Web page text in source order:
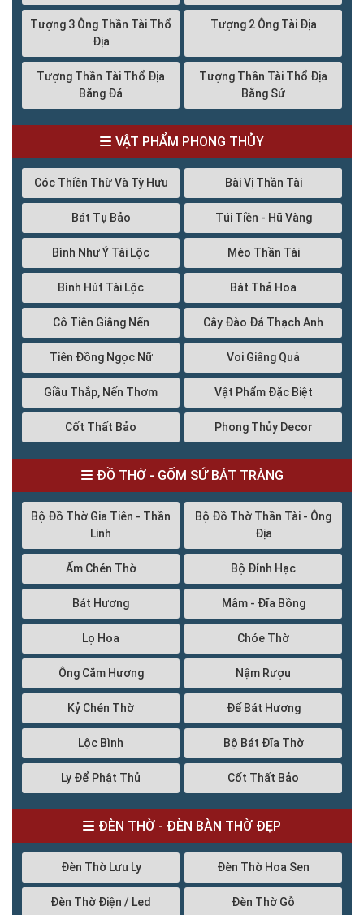
Tượng 3 Ông Thần Tài Thổ
Địa
Tượng 2 Ông Tài Địa
Tượng Thần Tài Thổ Địa
Bằng Đá
Tượng Thần Tài Thổ Địa
Bằng Sứ
VẬT PHẨM PHONG THỦY
Cóc Thiền Thừ Và Tỳ Hưu Bài Vị Thần Tài
Bát Tụ Bảo Túi Tiền - Hũ Vàng
Bình Như Ý Tài Lộc Mèo Thần Tài
Bình Hút Tài Lộc Bát Thả Hoa
Cô Tiên Giâng Nến Cây Đào Đá Thạch Anh
Tiên Đồng Ngọc Nữ Voi Giâng Quả
Giầu Thắp, Nến Thơm Vật Phẩm Đặc Biệt
Cốt Thất Bảo Phong Thủy Decor
ĐỒ THỜ - GỐM SỨ BÁT TRÀNG
Bộ Đồ Thờ Gia Tiên - Thần
Linh
Bộ Đồ Thờ Thần Tài - Ông
Địa
Ấm Chén Thờ Bộ Đỉnh Hạc
Bát Hương Mâm - Đĩa Bồng
Lọ Hoa Chóe Thờ
Ông Cắm Hương Nậm Rượu
Kỷ Chén Thờ Đế Bát Hương
Lộc Bình Bộ Bát Đĩa Thờ
Ly Để Phật Thủ Cốt Thất Bảo
ĐÈN THỜ - ĐÈN BÀN THỜ ĐẸP
Đèn Thờ Lưu Ly Đèn Thờ Hoa Sen
Đèn Thờ Điện / Led Đèn Thờ Gỗ